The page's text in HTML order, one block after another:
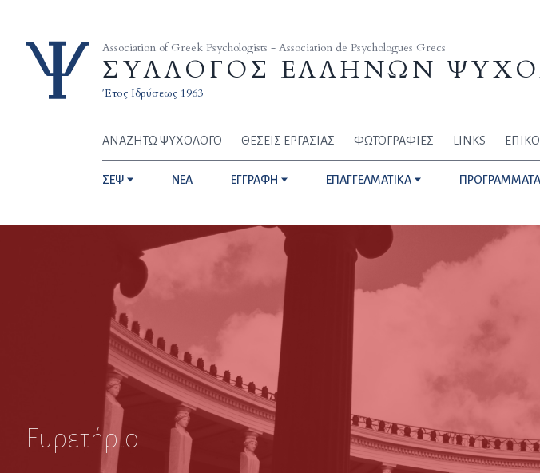
Association of Greek Psychologists - Association de Psychologues Grecs
ΣΥΛΛΟΓΟΣ ΕΛΛΗΝΩΝ
Έτος Ιδρύσεως 1963
ΑΝΑΖΗΤΩ ΨΥΧΟΛΟΓΟ ΘΕΣΕΙΣ ΕΡΓΑΣΙΑΣ ΦΩΤΟΓΡΑΦΙΕΣ LINKS
ΣΕΨ NEA ΕΓΓΡΑΦΗ ΕΠΑΓΓΕΛΜΑΤΙΚΑ ΠΡΟΓΡΑΜΜΑΤΑ
Ευρετήριο